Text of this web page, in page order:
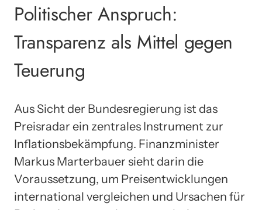
Politischer Anspruch:
Transparenz als Mittel gegen
Teuerung
Aus Sicht der Bundesregierung ist das
Preisradar ein zentrales Instrument zur
Inflationsbekämpfung. Finanzminister
Markus Marterbauer sieht darin die
Voraussetzung, um Preisentwicklungen
international vergleichen und Ursachen für